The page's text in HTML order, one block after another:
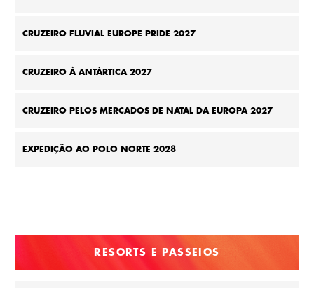
CRUZEIRO FLUVIAL EUROPE PRIDE 2027
CRUZEIRO À ANTÁRTICA 2027
CRUZEIRO PELOS MERCADOS DE NATAL DA EUROPA 2027
EXPEDIÇÃO AO POLO NORTE 2028
RESORTS E PASSEIOS